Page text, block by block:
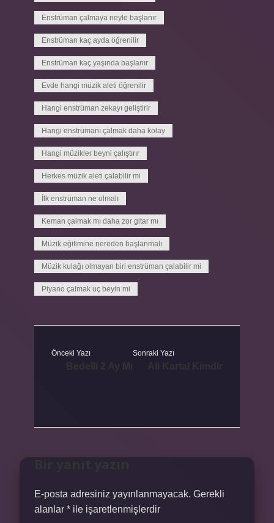
Enstrüman çalmaya neyle başlanır
Enstrüman kaç ayda öğrenilir
Enstrüman kaç yaşında başlanır
Evde hangi müzik aleti öğrenilir
Hangi enstrüman zekayı geliştirir
Hangi enstrümanı çalmak daha kolay
Hangi müzikler beyni çalıştırır
Herkes müzik aleti çalabilir mi
İlk enstrüman ne olmalı
Keman çalmak mı daha zor gitar mı
Müzik eğitimine nereden başlanmalı
Müzik kulağı olmayan biri enstrüman çalabilir mi
Piyano çalmak uç beyin mi
Önceki Yazı Sonraki Yazı
E-posta adresiniz yayınlanmayacak. Gerekli
alanlar * ile işaretlenmişlerdir